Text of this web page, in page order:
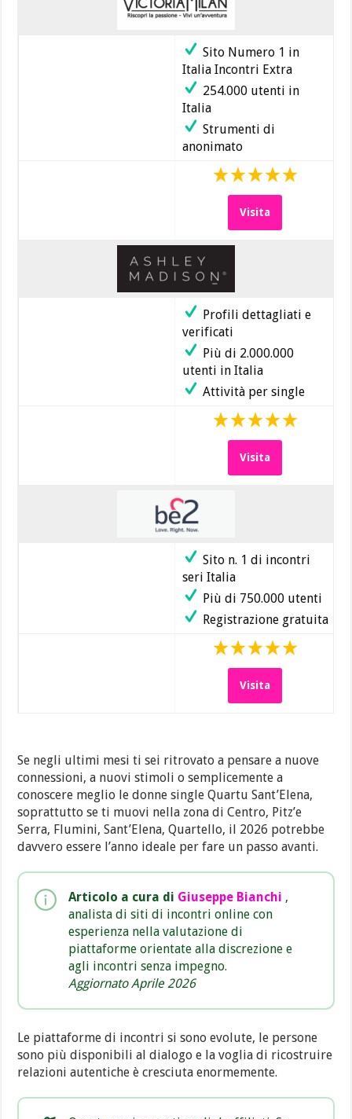
Sito Numero 1 in
Italia Incontri Extra
254.000 utenti in
Italia
Strumenti di
anonimato
Visita
Profili dettagliati e
verificati
Più di 2.000.000
utenti in Italia
Attività per single
Visita
Sito n. 1 di incontri
seri Italia
Più di 750.000 utenti
Registrazione gratuita
Visita
Se negli ultimi mesi ti sei ritrovato a pensare a nuove
connessioni, a nuovi stimoli o semplicemente a
conoscere meglio le donne single Quartu Sant’Elena,
soprattutto se ti muovi nella zona di Centro, Pitz’e
Serra, Flumini, Sant’Elena, Quartello, il 2026 potrebbe
davvero essere l’anno ideale per fare un passo avanti.
Articolo a cura di Giuseppe Bianchi ,
analista di siti di incontri online con
esperienza nella valutazione di
piattaforme orientate alla discrezione e
agli incontri senza impegno.
Aggiornato Aprile 2026
Le piattaforme di incontri si sono evolute, le persone
sono più disponibili al dialogo e la voglia di ricostruire
relazioni autentiche è cresciuta enormemente.